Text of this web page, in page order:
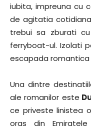
iubita, impreuna cu
de agitatia
trebui sa zburati
ferryboat-ul. Izolati
escapada
Una dintre
ale romanilor este
ce priveste linistea
oras din